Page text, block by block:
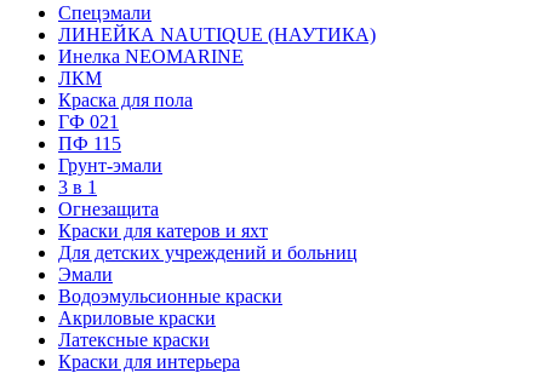
Спецэмали
ЛИНЕЙКА NAUTIQUE (НАУТИКА)
Инелка NEOMARINE
ЛКМ
Краска для пола
ГФ 021
ПФ 115
Грунт-эмали
3 в 1
Огнезащита
Краски для катеров и яхт
Для детских учреждений и больниц
Эмали
Водоэмульсионные краски
Акриловые краски
Латексные краски
Краски для интерьера